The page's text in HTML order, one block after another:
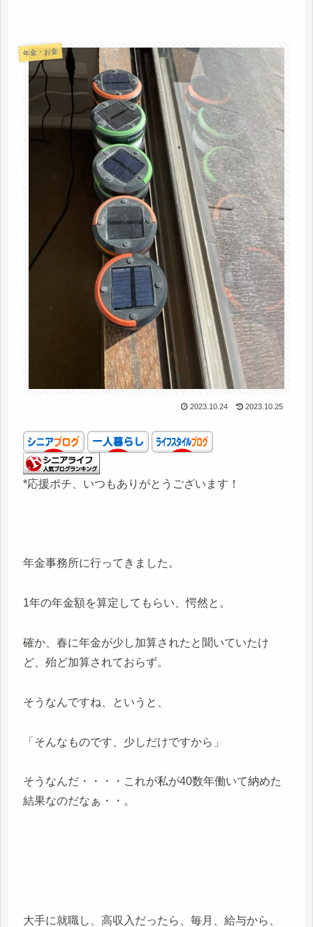
年金・お金
2023.10.24 2023.10.25
*応援ポチ、いつもありがとうございます！
年金事務所に行ってきました。
1年の年金額を算定してもらい、愕然と。
確か、春に年金が少し加算されたと聞いていたけ
ど、殆ど加算されておらず。
そうなんですね、というと、
「そんなものです、少しだけですから」
そうなんだ・・・・これが私が40数年働いて納めた
結果なのだなぁ・・。
大手に就職し、高収入だったら、毎月、給与から、